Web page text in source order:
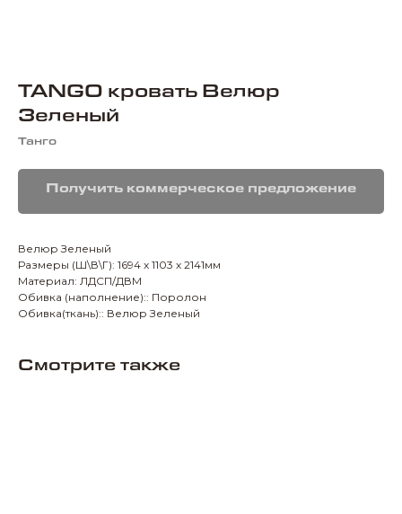
TANGO кровать Велюр
Зеленый
Танго
Получить коммерческое предложение
Велюр Зеленый
Размеры (Ш\В\Г): 1694 х 1103 х 2141мм
Материал: ЛДСП/ДВМ
Обивка (наполнение):: Поролон
Обивка(ткань):: Велюр Зеленый
Смотрите также